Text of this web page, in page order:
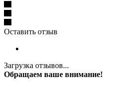
Оставить отзыв
Загрузка отзывов...
Обращаем ваше внимание!